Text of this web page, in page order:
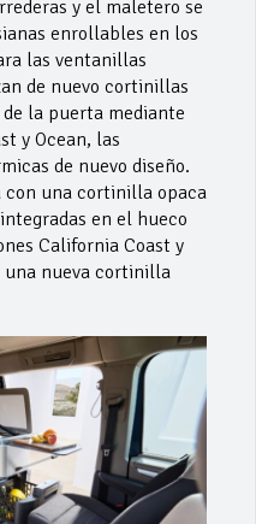
y el maletero se
enrollables en los
las ventanillas
de nuevo cortinillas
la puerta mediante
y Ocean, las
de nuevo diseño.
con una cortinilla opaca
en el hueco
California Coast y
una nueva cortinilla